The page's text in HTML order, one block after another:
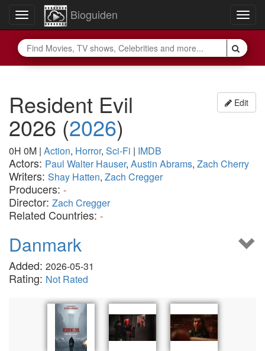
Toggle
navigation
Bioguiden
Edit
Resident Evil
2026 (2026)
0H 0M | Action, Horror, Sci-Fi | IMDB
Actors: Paul Walter Hauser, Austin Abrams, Zach Cherry
Writers: Shay Hatten, Zach Cregger
Producers: -
Director: Zach Cregger
Related Countries: -
Danmark
Added: 2026-05-31
Rating: Not Rated